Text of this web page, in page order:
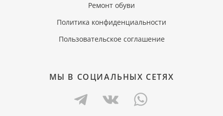
Ремонт обуви
Политика конфиденциальности
Пользовательское соглашение
МЫ В СОЦИАЛЬНЫХ СЕТЯХ